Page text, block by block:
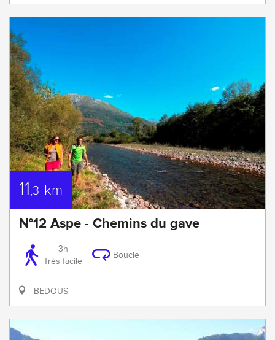
11,3 km
N°12 Aspe - Chemins du gave
3h
Très facile
Boucle
BEDOUS